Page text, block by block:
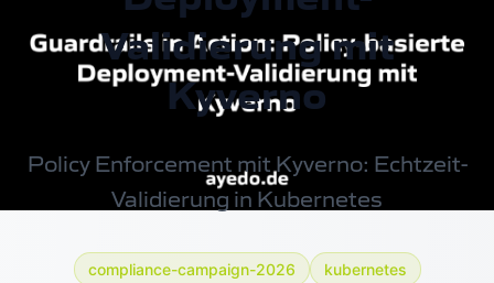
Validierung mit
Kyverno
Policy Enforcement mit Kyverno: Echtzeit-
Validierung in Kubernetes
compliance-campaign-2026
kubernetes